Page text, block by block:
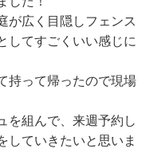
が広く目隠しフェンス
してすごくいい感じに
持って帰ったので現場
を組んで、来週予約し
していきたいと思いま